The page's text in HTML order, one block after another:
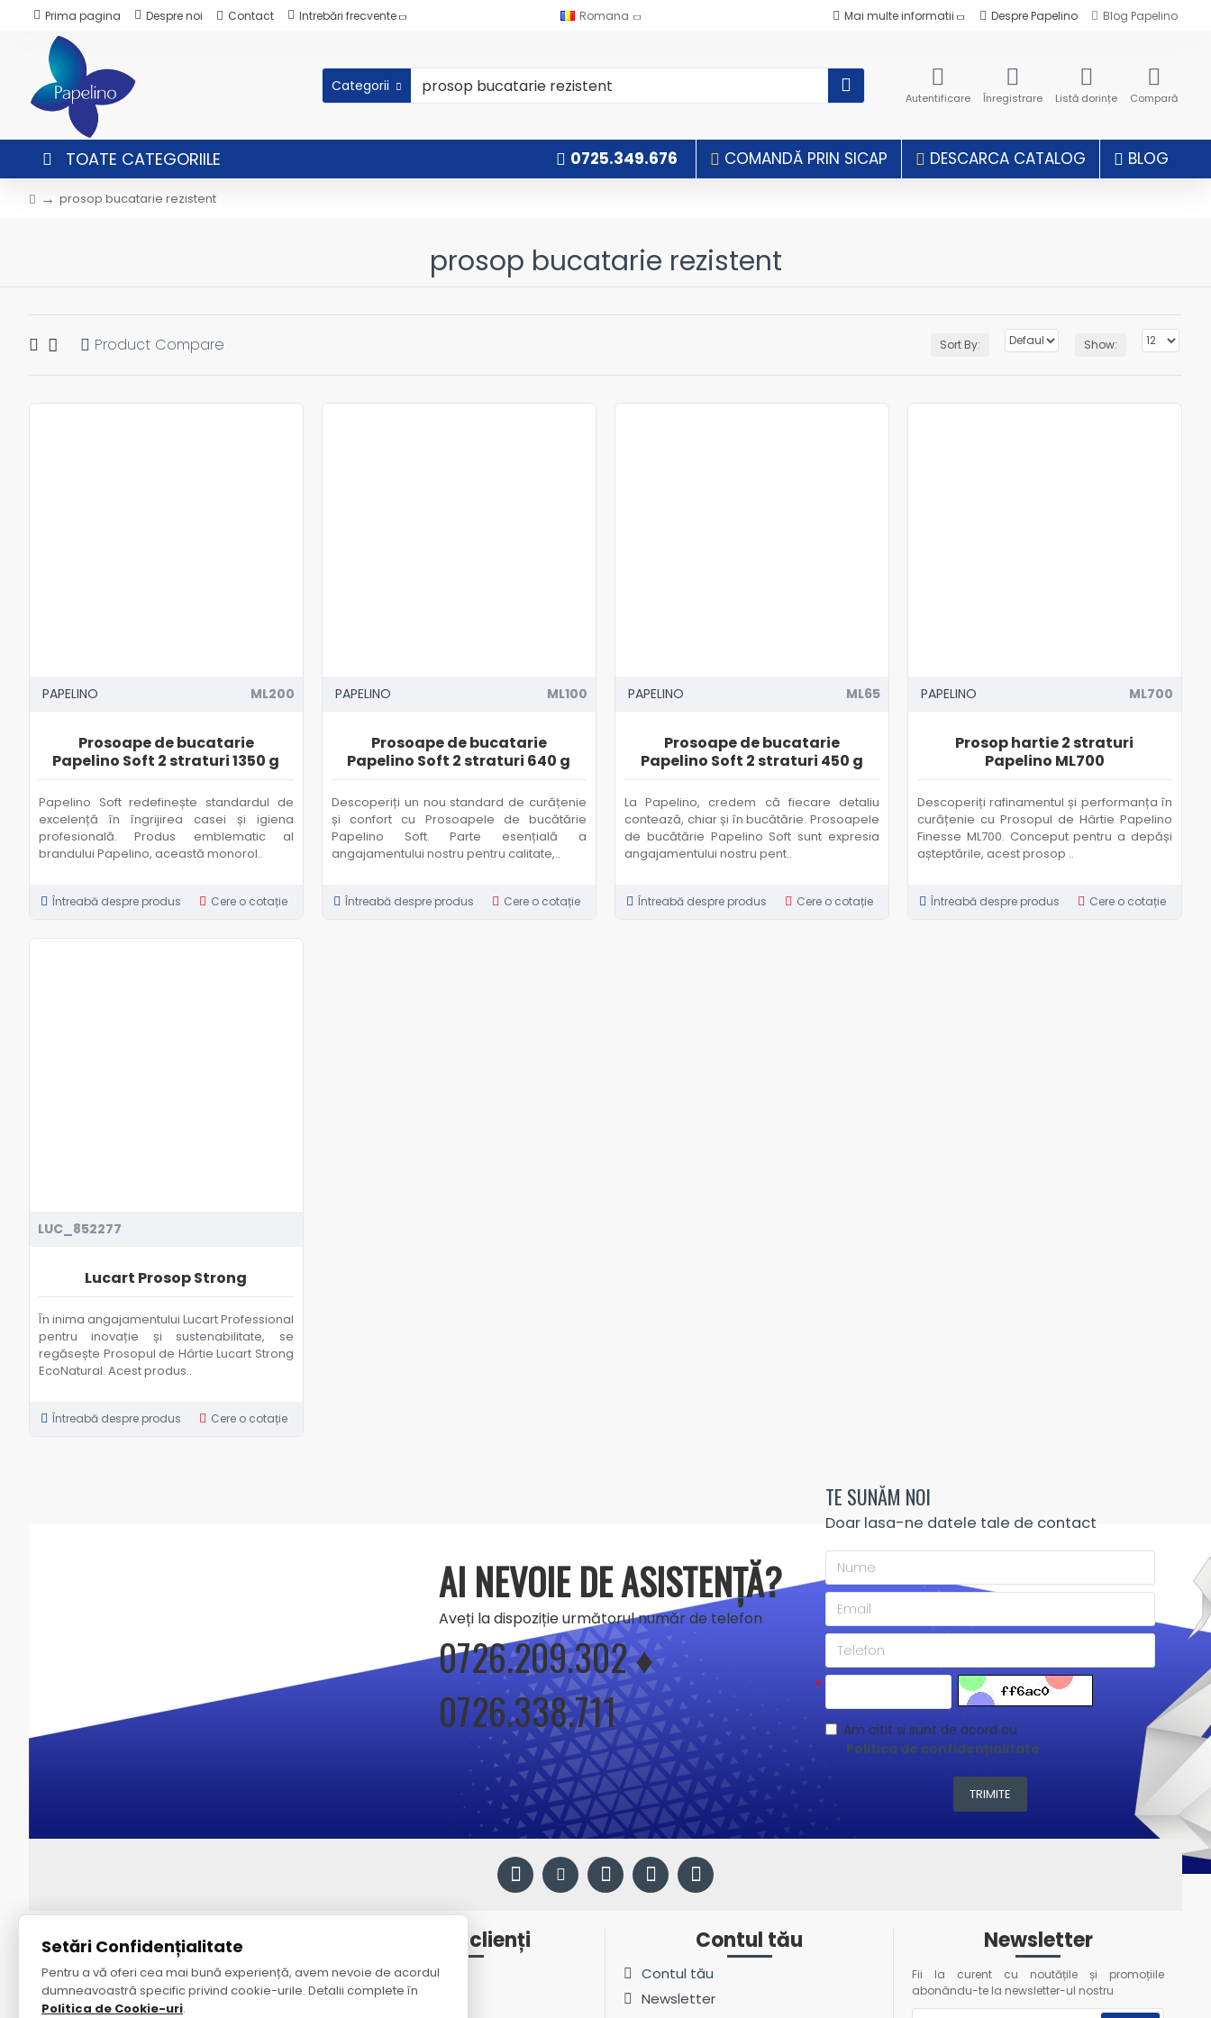
Prima pagina Despre noi Contact Intrebări frecvente Romana Mai multe informatii Despre Papelino Blog Papelino
Categorii
Autentificare Înregistrare Listă dorințe Compară
TOATE CATEGORIILE 0725.349.676 COMANDĂ PRIN SICAP DESCARCA CATALOG BLOG
prosop bucatarie rezistent
prosop bucatarie rezistent
Product Compare Sort By: Show:
PAPELINO ML200
Prosoape de bucatarie
Papelino Soft 2 straturi 1350 g
Papelino Soft redefinește standardul de
excelență în îngrijirea casei și igiena
profesională. Produs emblematic al
brandului Papelino, această monorol..
Întreabă despre produs Cere o cotație
PAPELINO ML100
Prosoape de bucatarie
Papelino Soft 2 straturi 640 g
Descoperiți un nou standard de curățenie
și confort cu Prosoapele de bucătărie
Papelino Soft. Parte esențială a
angajamentului nostru pentru calitate,..
Întreabă despre produs Cere o cotație
PAPELINO ML65
Prosoape de bucatarie
Papelino Soft 2 straturi 450 g
La Papelino, credem că fiecare detaliu
contează, chiar și în bucătărie. Prosoapele
de bucătărie Papelino Soft sunt expresia
angajamentului nostru pent..
Întreabă despre produs Cere o cotație
PAPELINO ML700
Prosop hartie 2 straturi
Papelino ML700
Descoperiți rafinamentul și performanța în
curățenie cu Prosopul de Hârtie Papelino
Finesse ML700. Conceput pentru a depăși
așteptările, acest prosop ..
Întreabă despre produs Cere o cotație
LUC_852277
Lucart Prosop Strong
În inima angajamentului Lucart Professional
pentru inovație și sustenabilitate, se
regăsește Prosopul de Hârtie Lucart Strong
EcoNatural. Acest produs..
Întreabă despre produs Cere o cotație
AI NEVOIE DE ASISTENȚĂ?
Aveți la dispoziție următorul număr de telefon
0726.209.302 ♦
0726.338.711
TE SUNĂM NOI
Doar lasa-ne datele tale de contact
Am citit și sunt de acord cu
Politica de confidențialitate
TRIMITE
Despre noi
Despre noi
Politica de confidențialitate
Servicii clienți
Contact
Harta Site
Contul tău
Contul tău
Newsletter
Newsletter
Fii la curent cu noutățile și promoțiile
abonându-te la newsletter-ul nostru
Setări Confidențialitate
Pentru a vă oferi cea mai bună experiență, avem nevoie de acordul
dumneavoastră specific privind cookie-urile. Detalii complete în
Politica de Cookie-uri.